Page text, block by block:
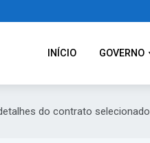
INÍCIO GOVERNO
do contrato selecionado